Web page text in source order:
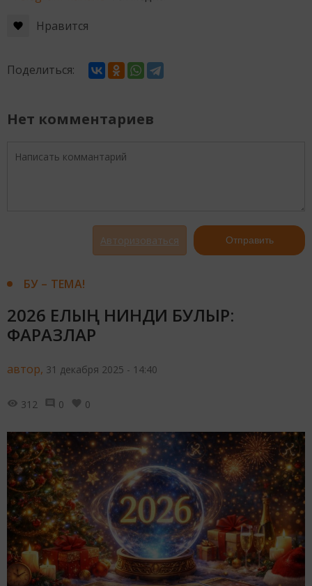
Нравится
Поделиться:
Нет комментариев
Авторизоваться Отправить
БУ – ТЕМА!
2026 ЕЛЫҢ НИНДИ БУЛЫР:
ФАРАЗЛАР
автор, 31 декабря 2025 - 14:40
312 0 0